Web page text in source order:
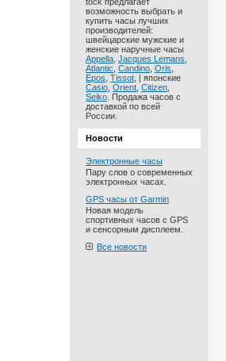
возможность выбрать и
купить часы лучших
производителей:
швейцарские мужские и
женские наручные часы
Appella Jacques Lemans
Atlantic Candino Oris
Epos Tissot , | японские
Casio Orient Citizen
Seiko . Продажа часов с
доставкой по всей
России.
Новости
Электронные часы
Пару слов о современных
электронных часах.
GPS часы от Garmin
Новая модель
спортивных часов с GPS
и сенсорным дисплеем.
Все новости